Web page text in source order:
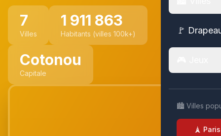
🚩
🏙️ Villes
🗼 Paris
7
Villes
1 911 863
Habitants (villes 100k+)
Cotonou
Capitale